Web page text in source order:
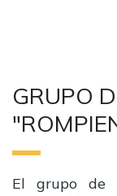
GRUPO
El grupo de